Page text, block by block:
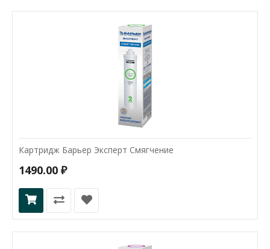
Картридж Барьер Эксперт Смягчение
1490.00 ₽